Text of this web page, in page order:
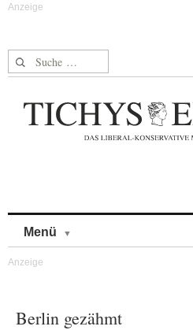
Suche nach:
Menü
Berlin gezähmt